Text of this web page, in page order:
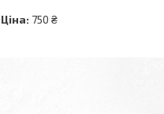
Ціна: 750 ₴